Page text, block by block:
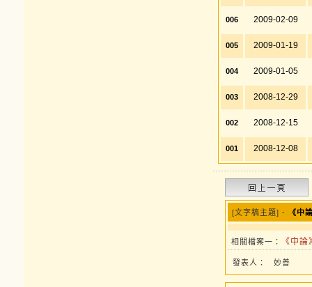
006 2009-02-09
005 2009-01-19
004 2009-01-05
003 2008-12-29
002 2008-12-15
001 2008-12-08
[文字稿主題] - 《中
相關檔案一： 《中
發表人： 妙善